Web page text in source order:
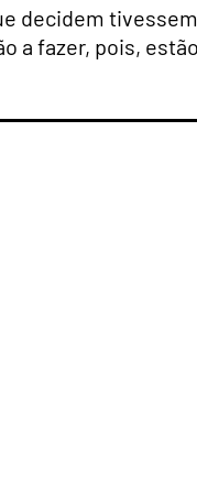
decidem
a fazer, pois,